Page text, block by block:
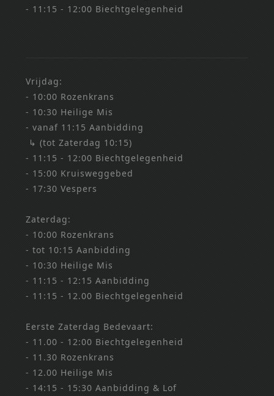
- 11:15 - 12:00 Biechtgelegenheid
Vrijdag:
- 10:00 Rozenkrans
- 10:30 Heilige Mis
- vanaf 11:15 Aanbidding
↳ (tot Zaterdag 10:15)
- 11:15 - 12:00 Biechtgelegenheid
- 15:00 Kruisweggebed
- 17:30 Vespers
Zaterdag:
- 10:00 Rozenkrans
- tot 10:15 Aanbidding
- 10:30 Heilige Mis
- 11:15 - 12:15 Aanbidding
- 11:15 - 12.00 Biechtgelegenheid
Eerste Zaterdag Bedevaart:
- 11.00 - 12:00 Biechtgelegenheid
- 11.30 Rozenkrans
- 12.00 Heilige Mis
- 14:15 - 15:30 Aanbidding & Lof